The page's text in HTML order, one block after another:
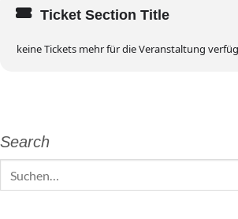
Ticket Section Title
keine Tickets mehr für die Veranstaltung
Search